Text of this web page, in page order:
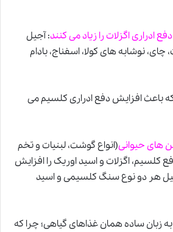
ادراری اگزلات را زیاد می کنند: آجیل
چای، نوشابه های کولا، اسفناج، بادام
باعث افزایش دفع ادراری کلسیم می
های حیوانی(انواع گوشت، لبنیات و تخم
کلسیم، اگزلات و اسید اوریک را افزایش
هر دو نوع سنگ کلسیمی و اسید
به زبان ساده همان غذاهای گیاهی؛ چرا که